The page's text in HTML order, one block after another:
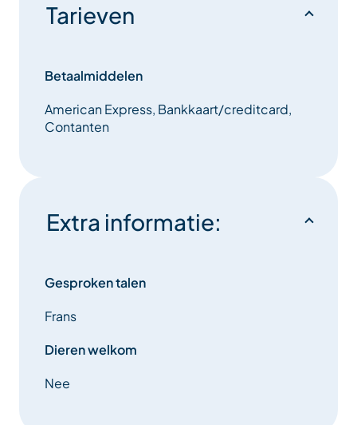
Tarieven
Betaalmiddelen
American Express, Bankkaart/creditcard,
Contanten
Extra informatie:
Gesproken talen
Frans
Dieren welkom
Nee